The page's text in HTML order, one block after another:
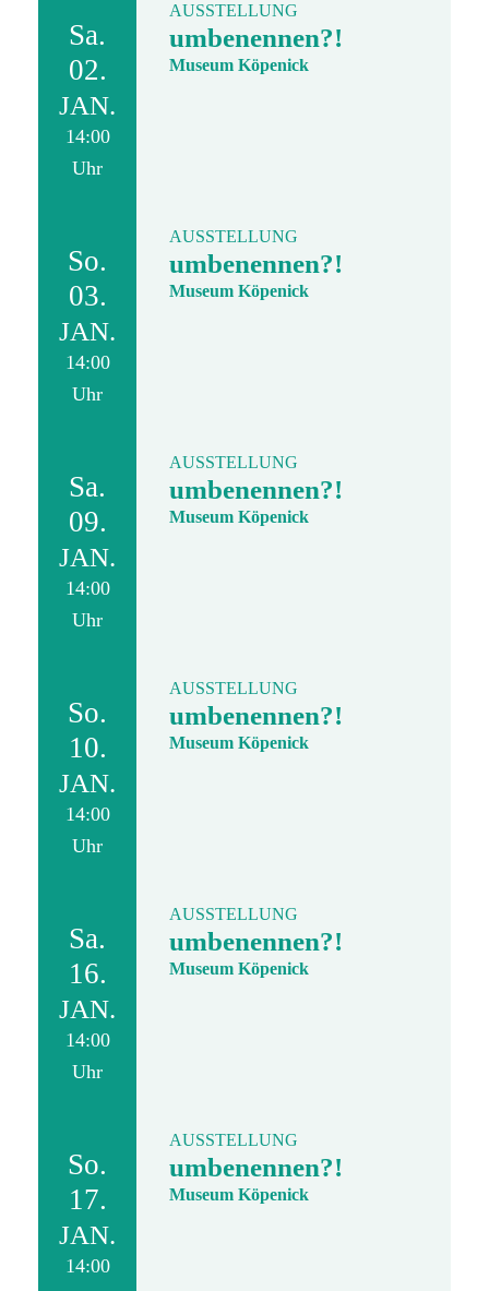
Sa.
02.
JAN.
14:00
Uhr
AUSSTELLUNG
umbenennen?!
Museum Köpenick
So.
03.
JAN.
14:00
Uhr
AUSSTELLUNG
umbenennen?!
Museum Köpenick
Sa.
09.
JAN.
14:00
Uhr
AUSSTELLUNG
umbenennen?!
Museum Köpenick
So.
10.
JAN.
14:00
Uhr
AUSSTELLUNG
umbenennen?!
Museum Köpenick
Sa.
16.
JAN.
14:00
Uhr
AUSSTELLUNG
umbenennen?!
Museum Köpenick
So.
17.
JAN.
14:00
AUSSTELLUNG
umbenennen?!
Museum Köpenick